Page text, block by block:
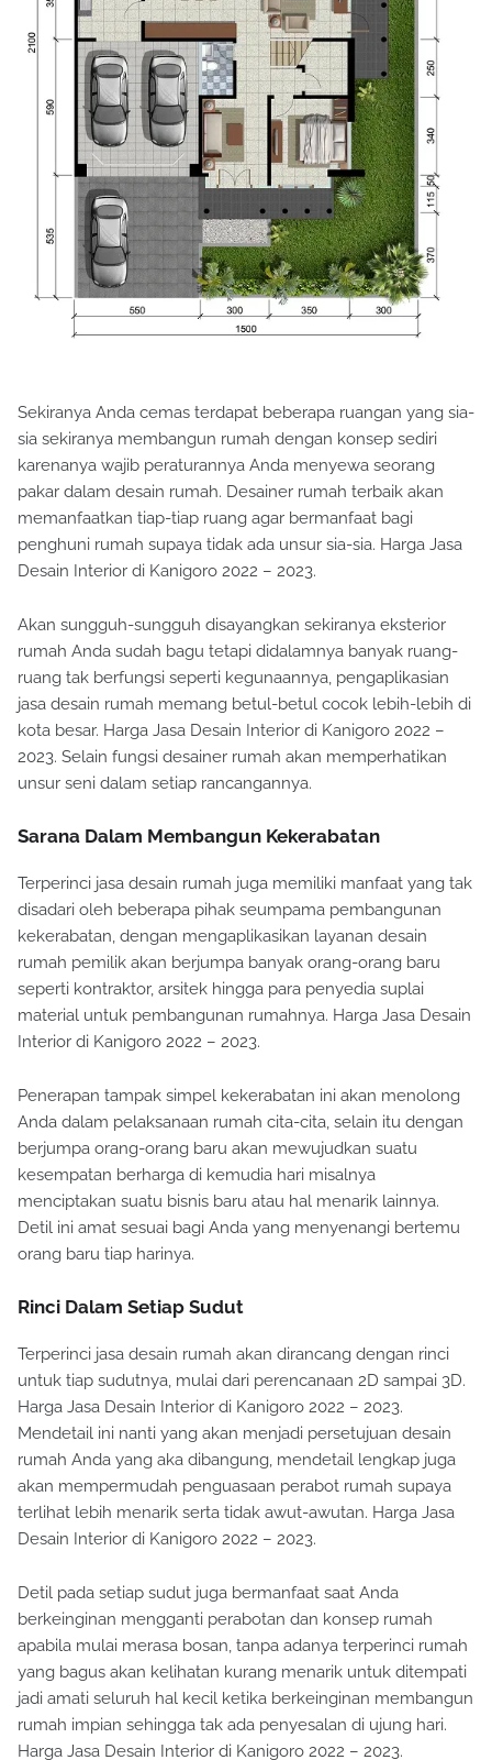
Sekiranya Anda cemas terdapat beberapa ruangan yang sia-
sia sekiranya membangun rumah dengan konsep sediri
karenanya wajib peraturannya Anda menyewa seorang
pakar dalam desain rumah. Desainer rumah terbaik akan
memanfaatkan tiap-tiap ruang agar bermanfaat bagi
penghuni rumah supaya tidak ada unsur sia-sia. Harga Jasa
Desain Interior di Kanigoro 2022 – 2023.
Akan sungguh-sungguh disayangkan sekiranya eksterior
rumah Anda sudah bagu tetapi didalamnya banyak ruang-
ruang tak berfungsi seperti kegunaannya, pengaplikasian
jasa desain rumah memang betul-betul cocok lebih-lebih di
kota besar. Harga Jasa Desain Interior di Kanigoro 2022 –
2023. Selain fungsi desainer rumah akan memperhatikan
unsur seni dalam setiap rancangannya.
Sarana Dalam Membangun Kekerabatan
Terperinci jasa desain rumah juga memiliki manfaat yang tak
disadari oleh beberapa pihak seumpama pembangunan
kekerabatan, dengan mengaplikasikan layanan desain
rumah pemilik akan berjumpa banyak orang-orang baru
seperti kontraktor, arsitek hingga para penyedia suplai
material untuk pembangunan rumahnya. Harga Jasa Desain
Interior di Kanigoro 2022 – 2023.
Penerapan tampak simpel kekerabatan ini akan menolong
Anda dalam pelaksanaan rumah cita-cita, selain itu dengan
berjumpa orang-orang baru akan mewujudkan suatu
kesempatan berharga di kemudia hari misalnya
menciptakan suatu bisnis baru atau hal menarik lainnya.
Detil ini amat sesuai bagi Anda yang menyenangi bertemu
orang baru tiap harinya.
Rinci Dalam Setiap Sudut
Terperinci jasa desain rumah akan dirancang dengan rinci
untuk tiap sudutnya, mulai dari perencanaan 2D sampai 3D.
Harga Jasa Desain Interior di Kanigoro 2022 – 2023.
Mendetail ini nanti yang akan menjadi persetujuan desain
rumah Anda yang aka dibangung, mendetail lengkap juga
akan mempermudah penguasaan perabot rumah supaya
terlihat lebih menarik serta tidak awut-awutan. Harga Jasa
Desain Interior di Kanigoro 2022 – 2023.
Detil pada setiap sudut juga bermanfaat saat Anda
berkeinginan mengganti perabotan dan konsep rumah
apabila mulai merasa bosan, tanpa adanya terperinci rumah
yang bagus akan kelihatan kurang menarik untuk ditempati
jadi amati seluruh hal kecil ketika berkeinginan membangun
rumah impian sehingga tak ada penyesalan di ujung hari.
Harga Jasa Desain Interior di Kanigoro 2022 – 2023.